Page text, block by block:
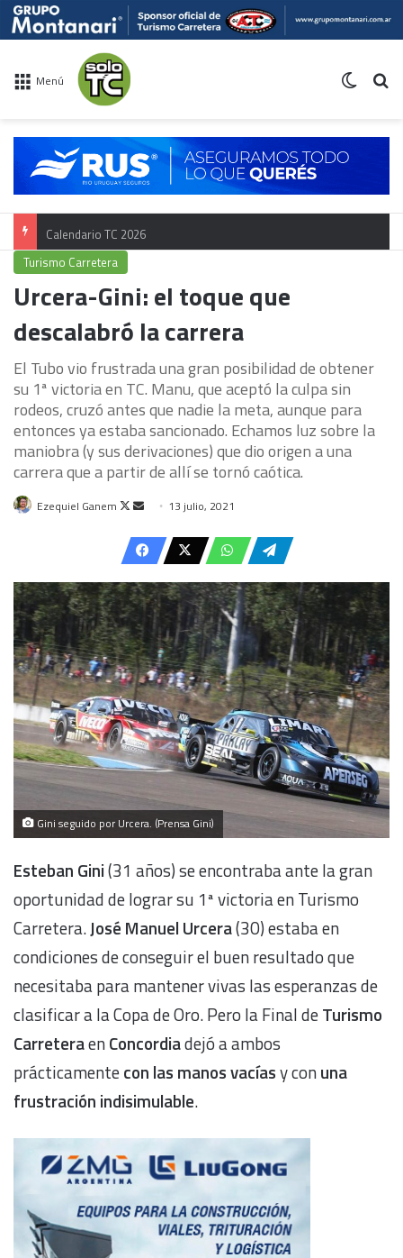
Menú
Calendario TC 2026
Turismo Carretera
Urcera-Gini: el toque que
descalabró la carrera
El Tubo vio frustrada una gran posibilidad de obtener
su 1ª victoria en TC. Manu, que aceptó la culpa sin
rodeos, cruzó antes que nadie la meta, aunque para
entonces ya estaba sancionado. Echamos luz sobre la
maniobra (y sus derivaciones) que dio origen a una
carrera que a partir de allí se tornó caótica.
Ezequiel Ganem
Follow
X
Send
email
13 julio, 2021
Gini seguido por Urcera. (Prensa Gini)
Esteban Gini(31 años) se encontraba ante la gran
oportunidad de lograr su 1ª victoria en Turismo
Carretera.José Manuel Urcera(30) estaba en
condiciones de conseguir el buen resultado que
necesitaba para mantener vivas las esperanzas de
clasificar a la Copa de Oro. Pero la Final deTurismo
CarreteraenConcordiadejó a ambos
prácticamentecon las manos vacíasy conuna
frustración indisimulable.